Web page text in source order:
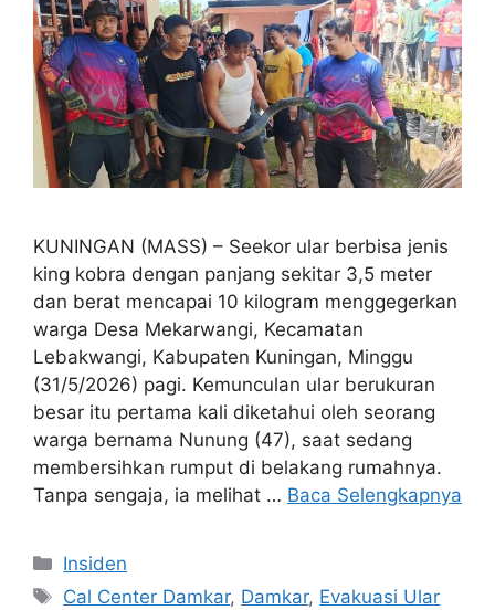
KUNINGAN (MASS) – Seekor ular berbisa jenis
king kobra dengan panjang sekitar 3,5 meter
dan berat mencapai 10 kilogram menggegerkan
warga Desa Mekarwangi, Kecamatan
Lebakwangi, Kabupaten Kuningan, Minggu
(31/5/2026) pagi. Kemunculan ular berukuran
besar itu pertama kali diketahui oleh seorang
warga bernama Nunung (47), saat sedang
membersihkan rumput di belakang rumahnya.
Tanpa sengaja, ia melihat … Baca Selengkapnya
Kategori
Insiden
Tag
Cal Center Damkar, Damkar, Evakuasi Ular